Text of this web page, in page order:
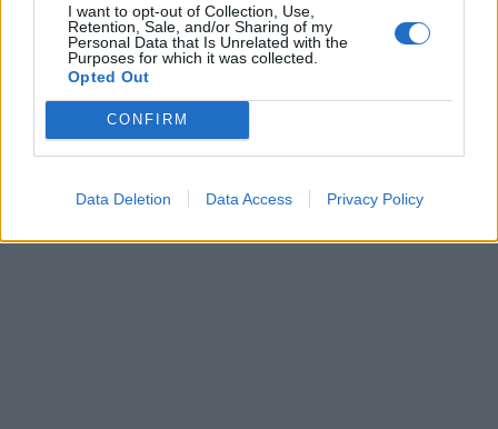
I want to opt-out of Collection, Use,
Retention, Sale, and/or Sharing of my
Personal Data that Is Unrelated with the
Purposes for which it was collected.
Opted Out
CONFIRM
Data Deletion Data Access Privacy Policy
Qindra refugjatëve
afganë u është refuzuar
viza amerikane, ku do